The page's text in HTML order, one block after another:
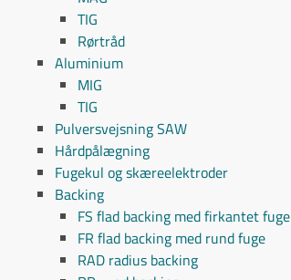
TIG
Rørtråd
Aluminium
MIG
TIG
Pulversvejsning SAW
Hårdpålægning
Fugekul og skæreelektroder
Backing
FS flad backing med firkantet fuge
FR flad backing med rund fuge
RAD radius backing